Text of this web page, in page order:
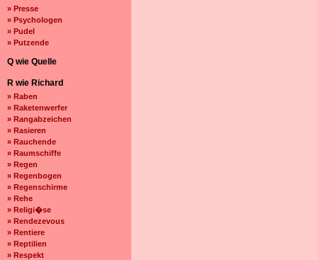
» Presse
» Psychologen
» Pudel
» Putzende
Q wie Quelle
R wie Richard
» Raben
» Raketenwerfer
» Rangabzeichen
» Rasieren
» Rauchende
» Raumschiffe
» Regen
» Regenbogen
» Regenschirme
» Rehe
» Religi�se
» Rendezevous
» Rentiere
» Reptilien
» Respekt